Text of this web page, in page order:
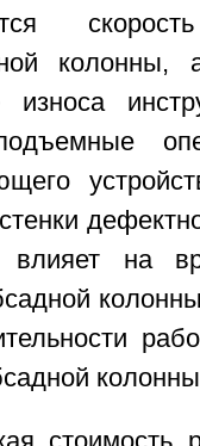
колонны,
износа
подъемные
на